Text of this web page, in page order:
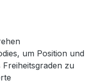
um Position und
zu